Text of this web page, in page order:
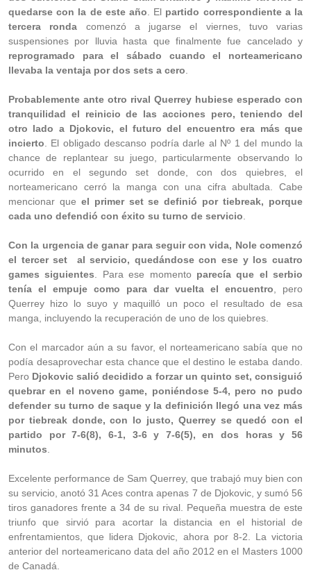
quedarse con la de este año . El partido correspondiente a la
tercera ronda comenzó a jugarse el viernes, tuvo varias
suspensiones por lluvia hasta que finalmente fue cancelado y
reprogramado para el sábado cuando el norteamericano
llevaba la ventaja por dos sets a cero
Probablemente ante otro rival Querrey hubiese esperado con
tranquilidad el reinicio de las acciones pero, teniendo del
otro lado a Djokovic, el futuro del encuentro era más que
incierto . El obligado descanso podría darle al Nº 1 del mundo la
chance de replantear su juego, particularmente observando lo
ocurrido en el segundo set donde, con dos quiebres, el
norteamericano cerró la manga con una cifra abultada. Cabe
mencionar que el primer set se definió por tiebreak, porque
cada uno defendió con éxito su turno de servicio
Con la urgencia de ganar para seguir con vida, Nole comenzó
el tercer set al servicio, quedándose con ese y los cuatro
games siguientes . Para ese momento parecía que el serbio
tenía el empuje como para dar vuelta el encuentro , pero
Querrey hizo lo suyo y maquilló un poco el resultado de esa
manga, incluyendo la recuperación de uno de los quiebres.
Con el marcador aún a su favor, el norteamericano sabía que no
podía desaprovechar esta chance que el destino le estaba dando.
Pero Djokovic salió decidido a forzar un quinto set, consiguió
quebrar en el noveno game, poniéndose 5-4, pero no pudo
defender su turno de saque y la definición llegó una vez más
por tiebreak donde, con lo justo, Querrey se quedó con el
partido por 7-6(8), 6-1, 3-6 y 7-6(5), en dos horas y 56
minutos
Excelente performance de Sam Querrey, que trabajó muy bien con
su servicio, anotó 31 Aces contra apenas 7 de Djokovic, y sumó 56
tiros ganadores frente a 34 de su rival. Pequeña muestra de este
triunfo que sirvió para acortar la distancia en el historial de
enfrentamientos, que lidera Djokovic, ahora por 8-2. La victoria
anterior del norteamericano data del año 2012 en el Masters 1000
de Canadá.